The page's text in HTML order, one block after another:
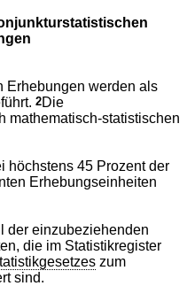
Erhebungen werden als
2Die
mathematisch-statistischen
höchstens 45 Prozent der
Erhebungseinheiten
der einzubeziehenden
die im Statistikregister
zum
sind.